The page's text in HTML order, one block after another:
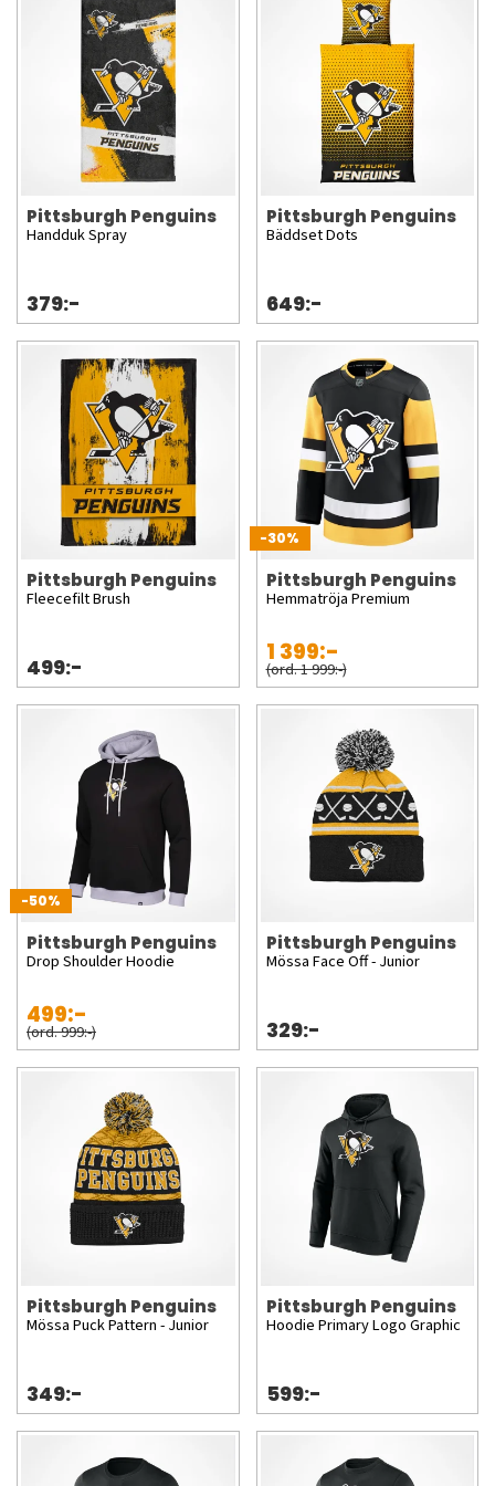
Ett stort urval av modeller från kända märken. Accessoarer:
Allt från halsdukar och flaggor till muggar och mobilskal.
Vi erbjuder alltid snabba leveranser, säkra betalningar och
officiellt licensierade NHL-produkter. Visa din lojalitet mot
Crosby och gänget – beställ dina Pittsburgh Penguins-
souvenirer hos oss idag!
Pittsburgh Penguins
Handduk Spray
379:-
Pittsburgh Penguins
Bäddset Dots
649:-
Pittsburgh Penguins
Fleecefilt Brush
499:-
-30%
Pittsburgh Penguins
Hemmatröja Premium
1 399:-
(ord. 1 999:-)
-50%
Pittsburgh Penguins
Drop Shoulder Hoodie
499:-
(ord. 999:-)
Pittsburgh Penguins
Mössa Face Off - Junior
329:-
Pittsburgh Penguins
Mössa Puck Pattern - Junior
349:-
Pittsburgh Penguins
Hoodie Primary Logo Graphic
599:-